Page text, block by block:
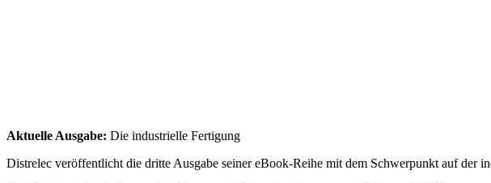
Aktuelle Ausgabe: Die industrielle Fertigung
Distrelec veröffentlicht die dritte Ausgabe seiner eBook-Reihe mit dem Schwerpunkt auf der